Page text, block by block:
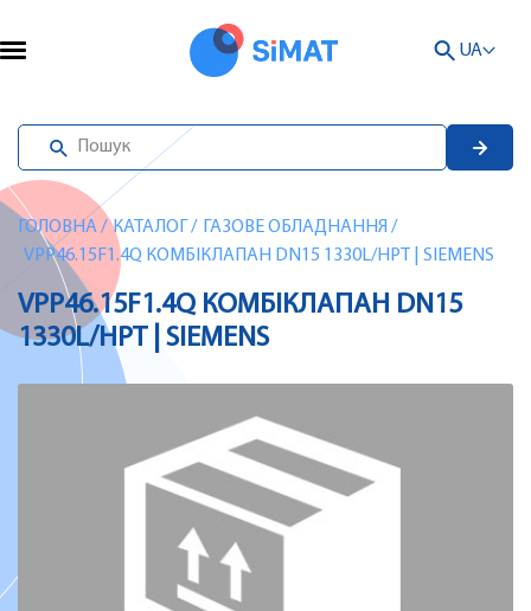
UA
ГОЛОВНА/ КАТАЛОГ / ГАЗОВЕ ОБЛАДНАННЯ /
VPP46.15F1.4Q КОМБІКЛАПАН DN15 1330L/HPT | SIEMENS
VPP46.15F1.4Q КОМБІКЛАПАН DN15
1330L/HPT | SIEMENS